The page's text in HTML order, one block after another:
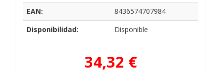
EAN:
8436574707984
Disponibilidad:
Disponible
34,32 €